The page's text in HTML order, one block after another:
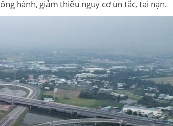
hành, giảm thiểu nguy cơ ùn tắc, tai nạn.